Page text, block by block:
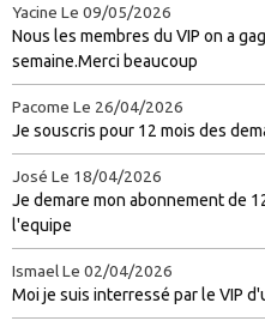
Yacine Le 09/05/2026
Nous les membres du VIP on a
semaine.Merci beaucoup
Pacome Le 26/04/2026
Je souscris pour 12 mois des
José Le 18/04/2026
Je demare mon abonnement de
l'equipe
IsmaelLe 02/04/2026
Moi je suis interressé par le VIP